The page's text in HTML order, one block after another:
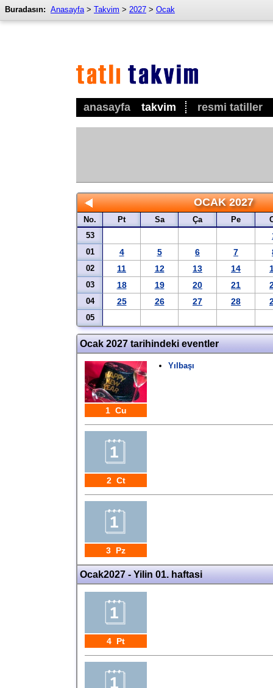
anasayfa takvim resmi tatiller
Buradasın: Anasayfa> Takvim > 2027 > Ocak
OCAK 2027
No. Pt Sa Ça Pe
53
01 4 5 6 7
02 11 12 13 14
03 18 19 20 21
04 25 26 27 28
05
Ocak 2027 tarihindeki eventler
1 Cu
Yılbaşı
2 Ct
3 Pz
Ocak2027 - Yilin 01. haftasi
4 Pt